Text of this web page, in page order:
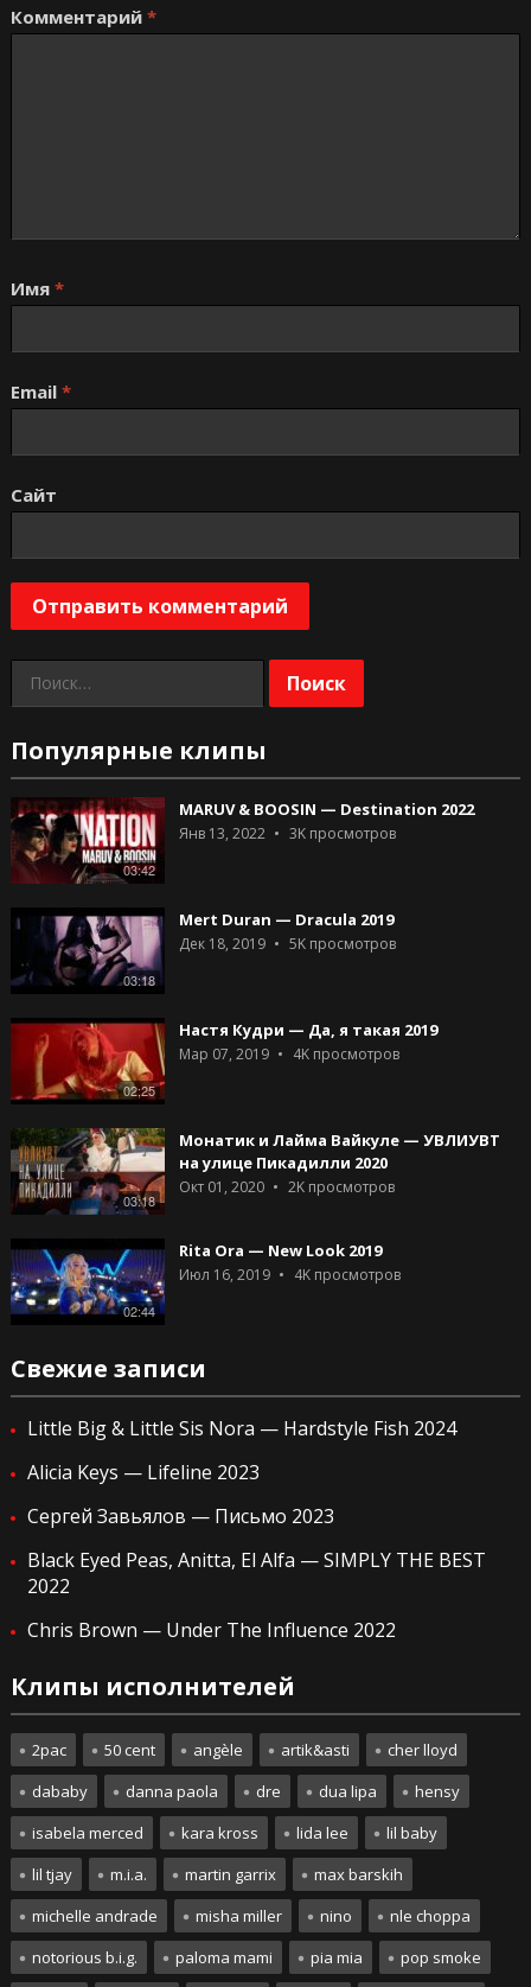
Комментарий *
Имя *
Email *
Сайт
Найти:
Популярные клипы
03:42
MARUV & BOOSIN — Destination 2022
Янв 13, 2022 3Kпросмотров
03:18
Mert Duran — Dracula 2019
Дек 18, 2019 5Kпросмотров
02;25
Настя Кудри — Да, я такая 2019
Мар 07, 2019 4Kпросмотров
03:18
Монатик и Лайма Вайкуле — УВЛИУВТ
на улице Пикадилли 2020
Окт 01, 2020 2Kпросмотров
02:44
Rita Ora — New Look 2019
Июл 16, 2019 4Kпросмотров
Свежие записи
Little Big & Little Sis Nora — Hardstyle Fish 2024
Alicia Keys — Lifeline 2023
Сергей Завьялов — Письмо 2023
Black Eyed Peas, Anitta, El Alfa — SIMPLY THE BEST
2022
Chris Brown — Under The Influence 2022
Клипы исполнителей
2pac 50 cent angèle artik&asti
cher lloyd
dababy
danna paola dre dua lipa
hensy
isabela merced
kara kross lida lee
lil baby
lil tjay
m.i.a. martin garrix
max barskih
michelle andrade
misha miller nino
nle choppa
notorious b.i.g.
paloma mami pia mia pop smoke